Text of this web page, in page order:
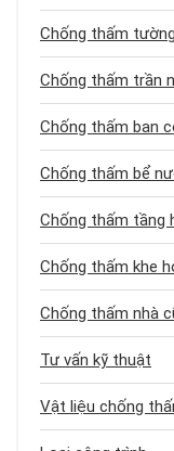
Chống thấm tường
Chống thấm trần
Chống thấm ban
Chống thấm bể
Chống thấm tầng
Chống thấm khe
Chống thấm nhà
Tư vấn kỹ thuật
Vật liệu chống